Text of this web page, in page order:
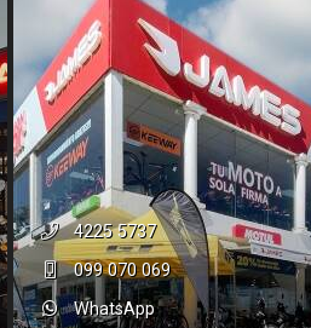
4225 5737
099 070 069
WhatsApp